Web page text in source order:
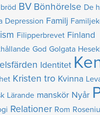
bröd BV Bönhörelse De
Depression Familj
Filipperbrevet Finland
God Golgata
Identitet
Kristen tro Kvinna
Lärande manskör Nyår
Relationer Rom